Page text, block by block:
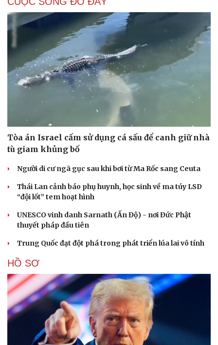
Cải chính
Tòa án Israel cấm sử dụng cá sấu để canh giữ nhà
tù giam khủng bố
Người di cư ngã gục sau khi bơi từ Ma Rốc sang Ceuta
Thái Lan cảnh báo phụ huynh, học sinh về ma túy LSD
“đội lốt” tem hoạt hình
UNESCO vinh danh Sarnath (Ấn Độ) - nơi Đức Phật
thuyết pháp đầu tiên
Trung Quốc đạt đột phá trong phát triển lúa lai vô tính
HỒ SƠ